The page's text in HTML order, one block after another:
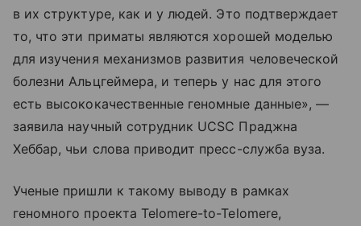
в их структуре, как и у людей. Это подтверждает
то, что эти приматы являются хорошей моделью
для изучения механизмов развития человеческой
болезни Альцгеймера, и теперь у нас для этого
есть высококачественные геномные данные», —
заявила научный сотрудник UCSC Праджна
Хеббар, чьи слова приводит пресс-служба вуза.
Ученые пришли к такому выводу в рамках
геномного проекта Telomere-to-Telomere,